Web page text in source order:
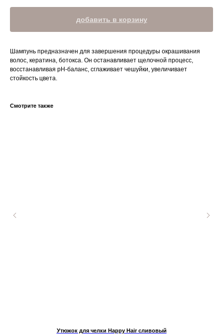
добавить в корзину
Шампунь предназначен для завершения процедуры окрашивания
волос, кератина, ботокса. Он останавливает щелочной процесс,
восстанавливая рН-баланс, сглаживает чешуйки, увеличивает
стойкость цвета.
Смотрите также
Утюжок для челки Happy Hair сливовый